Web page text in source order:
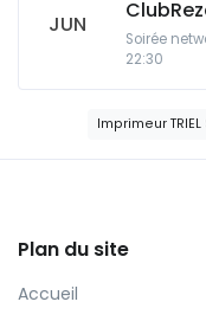
JUN
Soirée
22:30
Imprimeur TRIEL
Plan du site
Accueil